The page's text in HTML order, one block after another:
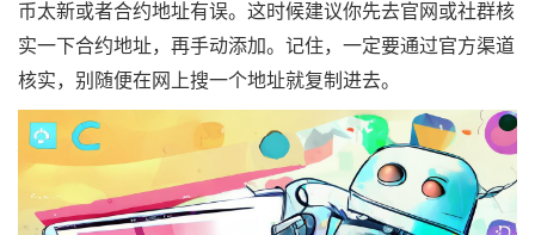
币太新或者合约地址有误。这时候建议你先去官网或社群核
实一下合约地址，再手动添加。记住，一定要通过官方渠道
核实，别随便在网上搜一个地址就复制进去。